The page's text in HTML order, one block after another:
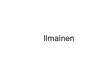
Ilmainen